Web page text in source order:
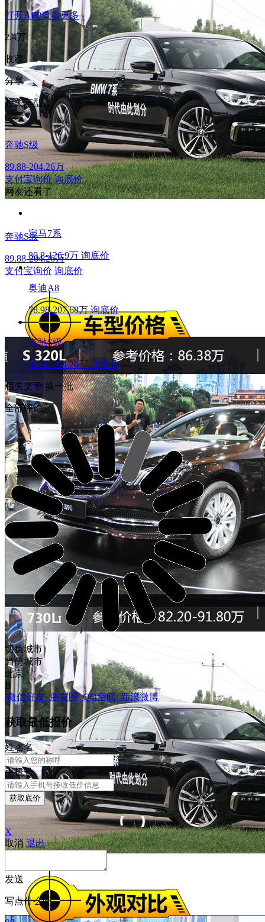
奔驰S级
89.88-204.26万
支付宝询价 询底价
打开APP查看更多
2.4万
收藏
分享
相关车型
奔驰S级
89.88-204.26万
支付宝询价 询底价
网友还看了
宝马7系
80.8-126.9万 询底价
奥迪A8
78.98-207.68万 询底价
奔驰S级
89.88-204.26万 询底价
相关文章 换一批
全部评论
切换城市
当前城市
北京
B
微信好友 朋友圈 QQ空间 新浪微博
获取最低报价
姓名名
手机号
获取底价
X
取消 退出
发送
写点什么吧